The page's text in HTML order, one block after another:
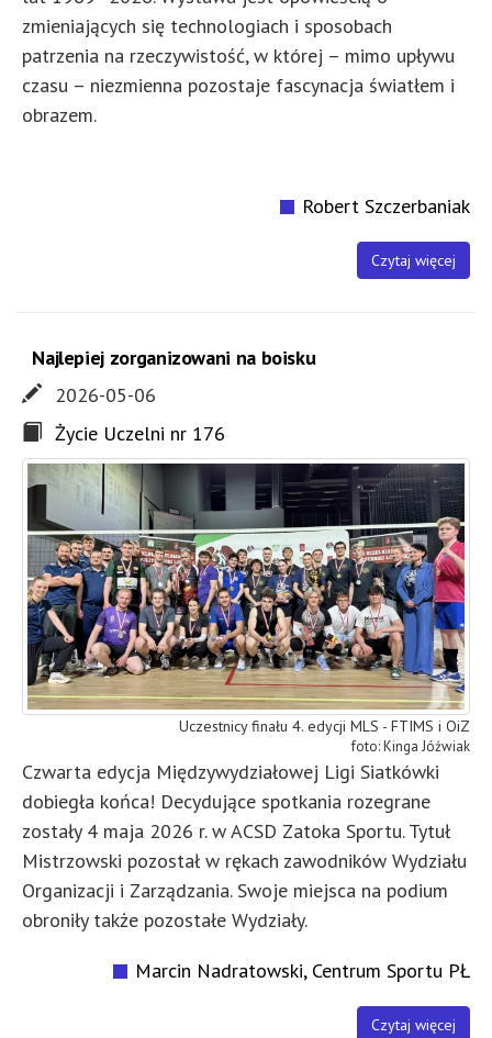
zmieniających się technologiach i sposobach
patrzenia na rzeczywistość, w której – mimo upływu
czasu – niezmienna pozostaje fascynacja światłem i
obrazem.
Robert Szczerbaniak
Czytaj więcej
Najlepiej zorganizowani na boisku
2026-05-06
Życie Uczelni nr 176
Uczestnicy finału 4. edycji MLS - FTIMS i OiZ
Kinga Jóźwiak
Czwarta edycja Międzywydziałowej Ligi Siatkówki
dobiegła końca! Decydujące spotkania rozegrane
zostały 4 maja 2026 r. w ACSD Zatoka Sportu. Tytuł
Mistrzowski pozostał w rękach zawodników Wydziału
Organizacji i Zarządzania. Swoje miejsca na podium
obroniły także pozostałe Wydziały.
Marcin Nadratowski, Centrum Sportu PŁ
Czytaj więcej